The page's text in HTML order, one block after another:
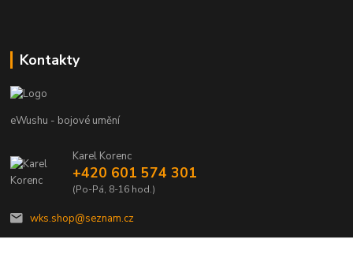
Kontakty
eWushu - bojové umění
Karel Korenc
+420 601 574 301
(Po-Pá, 8-16 hod.)
wks.shop@seznam.cz